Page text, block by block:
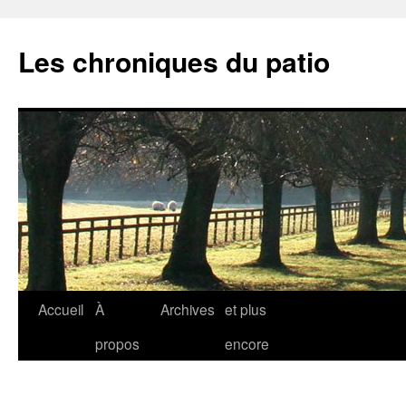
contenu
Les chroniques du patio
Accueil À
propos
Archives et plus
encore